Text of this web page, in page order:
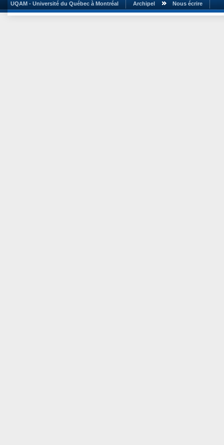
UQAM - Université du Québec à Montréal Archipel Nous écrire